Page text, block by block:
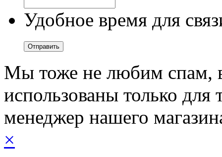
Удобное время для
Мы тоже не любим спам,
использованы только для
менеджер нашего
×